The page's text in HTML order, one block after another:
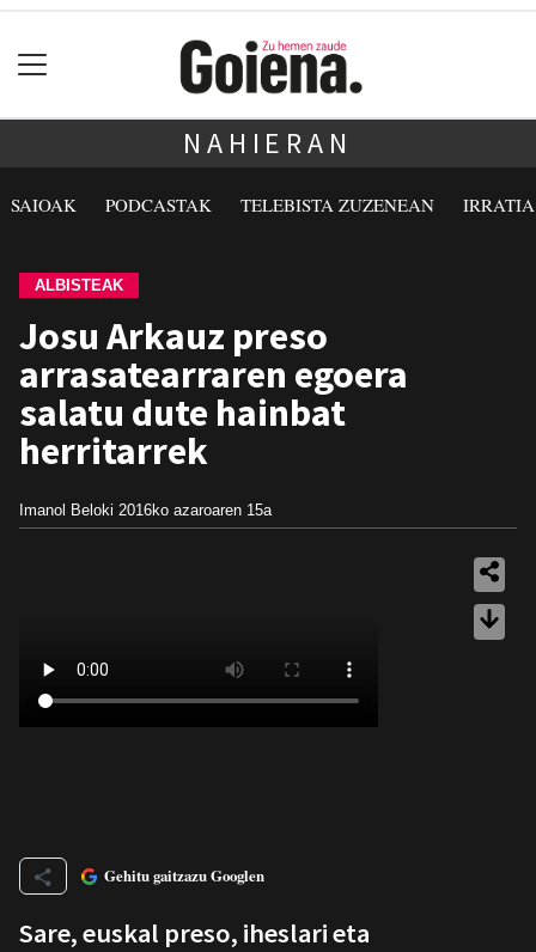
NAHIERAN
SAIOAK PODCASTAK TELEBISTA ZUZENEAN
ALBISTEAK
Josu Arkauz preso
arrasatearraren egoera
salatu dute hainbat
herritarrek
Imanol Beloki 2016ko azaroaren 15a
Gehitu gaitzazu Googlen
Sare, euskal preso, iheslari eta